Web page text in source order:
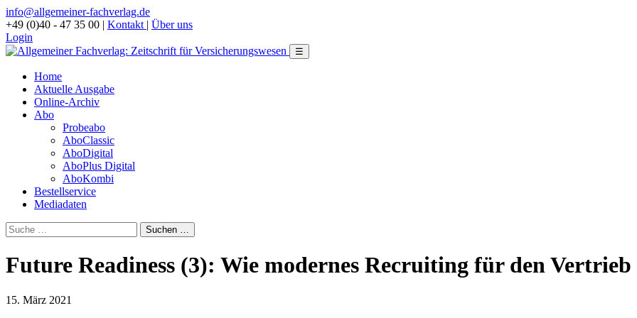
info@allgemeiner-fachverlag.de
+49 (0)40 - 47 35 00 | Kontakt | Über uns
Login
☰
Home
Aktuelle Ausgabe
Online-Archiv
Abo
Probeabo
AboClassic
AboDigital
AboPlus Digital
AboKombi
Bestellservice
Mediadaten
Future Readiness (3): Wie modernes Recruiting für den Vertrieb
15. März 2021